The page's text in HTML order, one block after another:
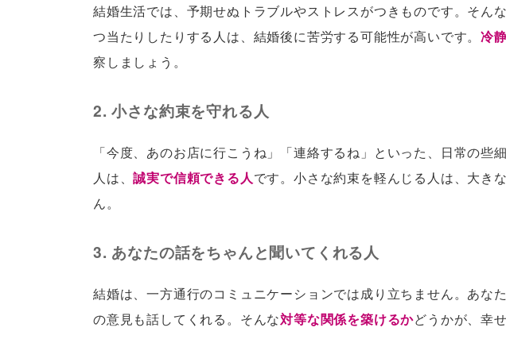
結婚生活では、予期せぬトラブルやストレスがつきものです。そん
つ当たりしたりする人は、結婚後に苦労する可能性が高いです。冷
察しましょう。
2. 小さな約束を守れる人
「今度、あのお店に行こうね」「連絡するね」といった、日常の些
人は、誠実で信頼できる人です。小さな約束を軽んじる人は、大き
ん。
3. あなたの話をちゃんと聞いてくれる人
結婚は、一方通行のコミュニケーションでは成り立ちません。あな
の意見も話してくれる。そんな対等な関係を築けるかどうかが、幸